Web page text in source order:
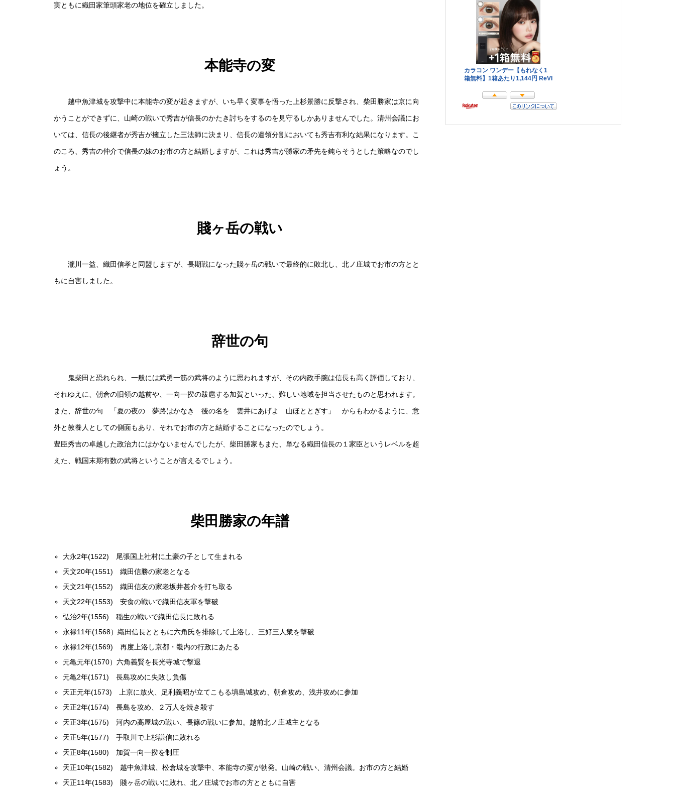
実ともに織田家筆頭家老の地位を確立しました。
本能寺の変
越中魚津城を攻撃中に本能寺の変が起きますが、いち早く変事を悟った上杉景勝に反撃され、柴田勝家は京に向
かうことができずに、山崎の戦いで秀吉が信長のかたき討ちをするのを見守るしかありませんでした。清州会議にお
いては、信長の後継者が秀吉が擁立した三法師に決まり、信長の遺領分割においても秀吉有利な結果になります。こ
のころ、秀吉の仲介で信長の妹のお市の方と結婚しますが、これは秀吉が勝家の矛先を鈍らそうとした策略なのでし
ょう。
賤ヶ岳の戦い
瀧川一益、織田信孝と同盟しますが、長期戦になった賤ヶ岳の戦いで最終的に敗北し、北ノ庄城でお市の方とと
もに自害しました。
辞世の句
鬼柴田と恐れられ、一般には武勇一筋の武将のように思われますが、その内政手腕は信長も高く評価しており、
それゆえに、朝倉の旧領の越前や、一向一揆の跋扈する加賀といった、難しい地域を担当させたものと思われます。
また、辞世の句 「夏の夜の 夢路はかなき 後の名を 雲井にあげよ 山ほととぎす」 からもわかるように、意
外と教養人としての側面もあり、それでお市の方と結婚することになったのでしょう。
豊臣秀吉の卓越した政治力にはかないませんでしたが、柴田勝家もまた、単なる織田信長の１家臣というレベルを超
えた、戦国末期有数の武将ということが言えるでしょう。
柴田勝家の年譜
大永2年(1522) 尾張国上社村に土豪の子として生まれる
天文20年(1551) 織田信勝の家老となる
天文21年(1552) 織田信友の家老坂井甚介を打ち取る
天文22年(1553) 安食の戦いで織田信友軍を撃破
弘治2年(1556) 稲生の戦いで織田信長に敗れる
永禄11年(1568）織田信長とともに六角氏を排除して上洛し、三好三人衆を撃破
永禄12年(1569) 再度上洛し京都・畿内の行政にあたる
元亀元年(1570）六角義賢を長光寺城で撃退
元亀2年(1571) 長島攻めに失敗し負傷
天正元年(1573) 上京に放火、足利義昭が立てこもる填島城攻め、朝倉攻め、浅井攻めに参加
天正2年(1574) 長島を攻め、２万人を焼き殺す
天正3年(1575) 河内の高屋城の戦い、長篠の戦いに参加。越前北ノ庄城主となる
天正5年(1577) 手取川で上杉謙信に敗れる
天正8年(1580) 加賀一向一揆を制圧
天正10年(1582) 越中魚津城、松倉城を攻撃中、本能寺の変が勃発。山崎の戦い、清州会議。お市の方と結婚
天正11年(1583) 賤ヶ岳の戦いに敗れ、北ノ庄城でお市の方とともに自害